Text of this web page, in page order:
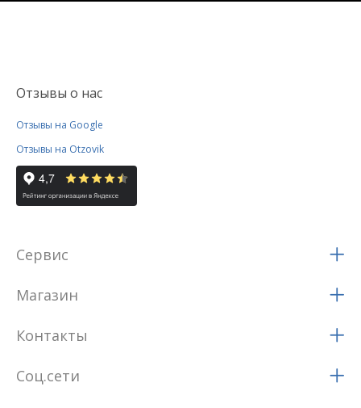
Отзывы о нас
Отзывы на Google
Отзывы на Otzovik
Сервис
Магазин
Контакты
Соц.сети